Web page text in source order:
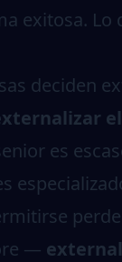
exitosa. Lo
deciden
es
—